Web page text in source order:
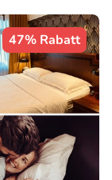
47% Rabatt